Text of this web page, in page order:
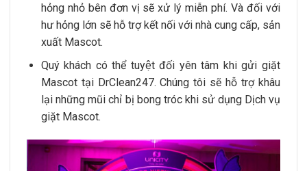
hỏng nhỏ bên đơn vị sẽ xử lý miễn phí. Và đối với
hư hỏng lớn sẽ hỗ trợ kết nối với nhà cung cấp, sản
xuất Mascot.
Quý khách có thể tuyệt đối yên tâm khi gửi giặt
Mascot tại DrClean247. Chúng tôi sẽ hỗ trợ khâu
lại những mũi chỉ bị bong tróc khi sử dụng Dịch vụ
giặt Mascot.